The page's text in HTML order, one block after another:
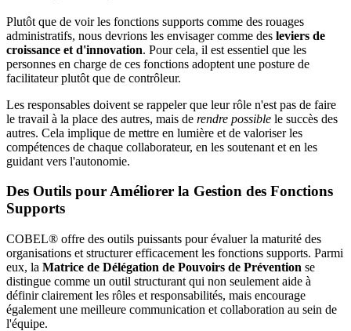
Plutôt que de voir les fonctions supports comme des rouages
administratifs, nous devrions les envisager comme des leviers de
croissance et d'innovation. Pour cela, il est essentiel que les
personnes en charge de ces fonctions adoptent une posture de
facilitateur plutôt que de contrôleur.
Les responsables doivent se rappeler que leur rôle n'est pas de faire
le travail à la place des autres, mais de rendre possible le succès des
autres. Cela implique de mettre en lumière et de valoriser les
compétences de chaque collaborateur, en les soutenant et en les
guidant vers l'autonomie.
Des Outils pour Améliorer la Gestion des Fonctions
Supports
COBEL® offre des outils puissants pour évaluer la maturité des
organisations et structurer efficacement les fonctions supports. Parmi
eux, la Matrice de Délégation de Pouvoirs de Prévention se
distingue comme un outil structurant qui non seulement aide à
définir clairement les rôles et responsabilités, mais encourage
également une meilleure communication et collaboration au sein de
l'équipe.